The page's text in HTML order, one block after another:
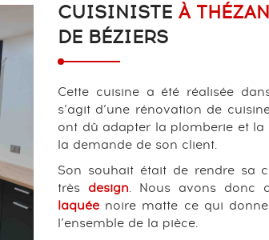
CUISINISTE À
DE BÉZIERS
Cette cuisine a été réalisée
s’agit d’une rénovation de
ont dû adapter la plomberie et
la demande de son client.
Son souhait était de rendre sa
très design. Nous avons donc
laquée noire matte ce qui
l’ensemble de la pièce.